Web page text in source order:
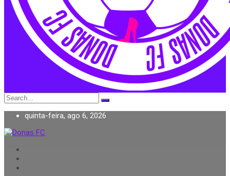
Search
for:
quinta-feira, ago 6, 2026
Donas FC